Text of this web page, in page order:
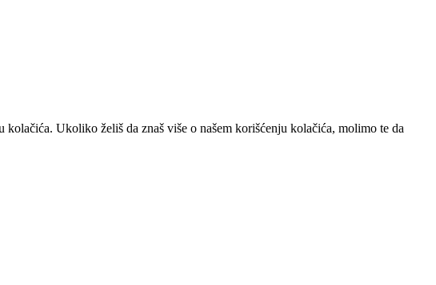
Ukoliko želiš da znaš više o našem korišćenju kolačića, molimo te da